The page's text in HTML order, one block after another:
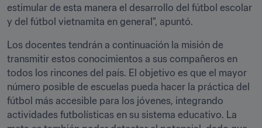
estimular de esta manera el desarrollo del fútbol escolar
y del fútbol vietnamita en general", apuntó.
Los docentes tendrán a continuación la misión de
transmitir estos conocimientos a sus compañeros en
todos los rincones del país. El objetivo es que el mayor
número posible de escuelas pueda hacer la práctica del
fútbol más accesible para los jóvenes, integrando
actividades futbolísticas en su sistema educativo. La